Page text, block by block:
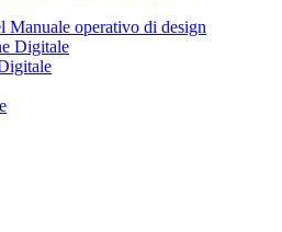
Manuale operativo di design